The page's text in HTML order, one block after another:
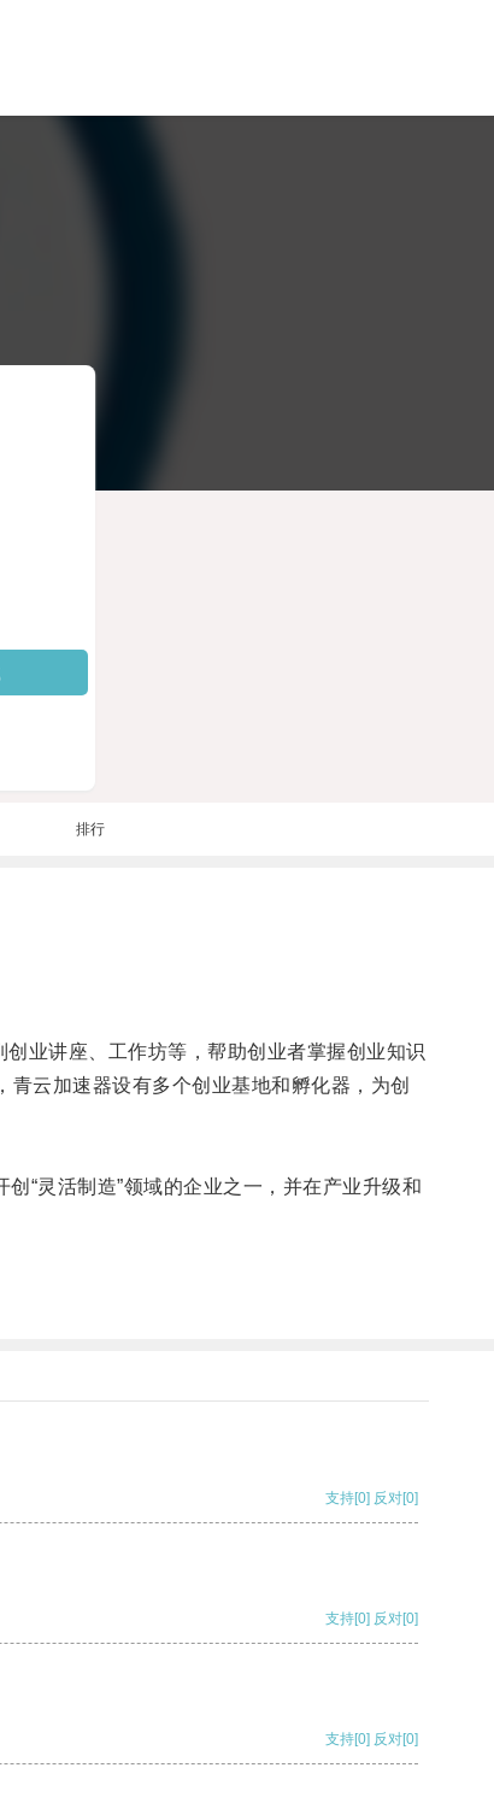
排行
业讲座、工作坊等，帮助创业者掌握创业知识
云加速器设有多个创业基地和孵化器，为创
灵活制造”领域的企业之一，并在产业升级和
支持[0] 反对[0]
支持[0] 反对[0]
支持[0] 反对[0]